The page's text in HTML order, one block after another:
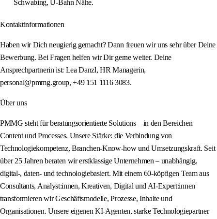
Schwabing, U-Bahn Nähe.
Kontaktinformationen
Haben wir Dich neugierig gemacht? Dann freuen wir uns sehr über Deine
Bewerbung. Bei Fragen helfen wir Dir gerne weiter. Deine
Ansprechpartnerin ist: Lea Danzl, HR Managerin,
personal@pmmg.group, +49 151 1116 3083.
Über uns
PMMG steht für beratungsorientierte Solutions – in den Bereichen
Content und Processes. Unsere Stärke: die Verbindung von
Technologiekompetenz, Branchen-Know‑how und Umsetzungskraft. Seit
über 25 Jahren beraten wir erstklassige Unternehmen – unabhängig,
digital‑, daten‑ und technologiebasiert. Mit einem 60‑köpfigen Team aus
Consultants, Analyst:innen, Kreativen, Digital und AI‑Expert:innen
transformieren wir Geschäftsmodelle, Prozesse, Inhalte und
Organisationen. Unsere eigenen KI‑Agenten, starke Technologiepartner